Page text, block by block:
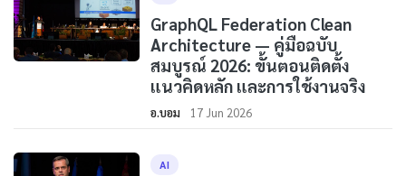
GraphQL Federation Clean
Architecture — คู่มือฉบับ
สมบูรณ์ 2026: ขั้นตอนติดตั้ง
แนวคิดหลัก และการใช้งานจริง
อ.บอม 17 Jun 2026
AI